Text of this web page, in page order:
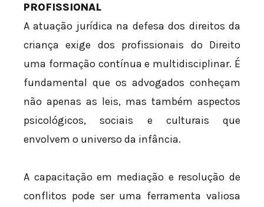
PROFISSIONAL
A atuação jurídica na defesa dos direitos da
criança exige dos profissionais do Direito
uma formação contínua e multidisciplinar. É
fundamental que os advogados conheçam
não apenas as leis, mas também aspectos
psicológicos, sociais e culturais que
envolvem o universo da infância.
A capacitação em mediação e resolução de
conflitos pode ser uma ferramenta valiosa